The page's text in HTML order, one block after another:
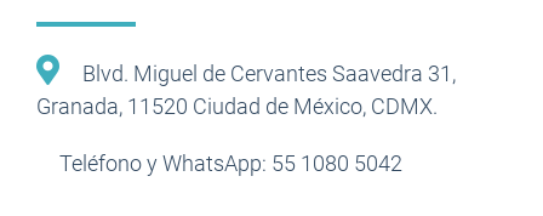
Blvd. Miguel de Cervantes Saavedra 31,
Granada, 11520 Ciudad de México, CDMX.
Teléfono y WhatsApp: 55 1080 5042